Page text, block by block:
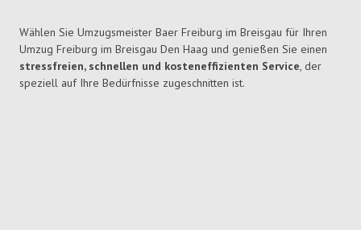
Wählen Sie Umzugsmeister Baer Freiburg im Breisgau für Ihren
Umzug Freiburg im Breisgau Den Haag und genießen Sie einen
stressfreien, schnellen und kosteneffizienten Service, der
speziell auf Ihre Bedürfnisse zugeschnitten ist.